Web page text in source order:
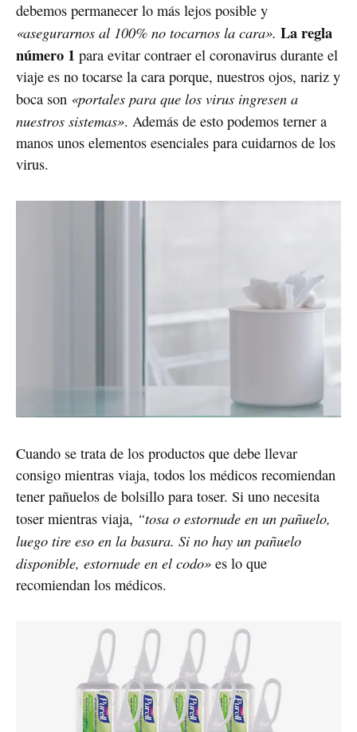
debemos permanecer lo más lejos posible y
«asegurarnos al 100% no tocarnos la cara». La regla
número 1 para evitar contraer el coronavirus durante el
viaje es no tocarse la cara porque, nuestros ojos, nariz y
boca son «portales para que los virus ingresen a
nuestros sistemas». Además de esto podemos terner a
manos unos elementos esenciales para cuidarnos de los
virus.
Cuando se trata de los productos que debe llevar
consigo mientras viaja, todos los médicos recomiendan
tener pañuelos de bolsillo para toser. Si uno necesita
toser mientras viaja, “tosa o estornude en un pañuelo,
luego tire eso en la basura. Si no hay un pañuelo
disponible, estornude en el codo» es lo que
recomiendan los médicos.